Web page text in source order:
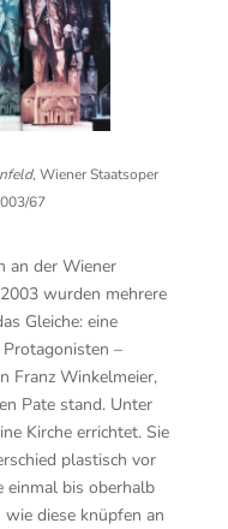
, Wiener Staatsoper
67
an der Wiener
wurden mehrere
Gleiche: eine
–
Franz Winkelmeier,
Pate stand. Unter
Kirche errichtet. Sie
plastisch vor
einmal bis oberhalb
diese knüpfen an